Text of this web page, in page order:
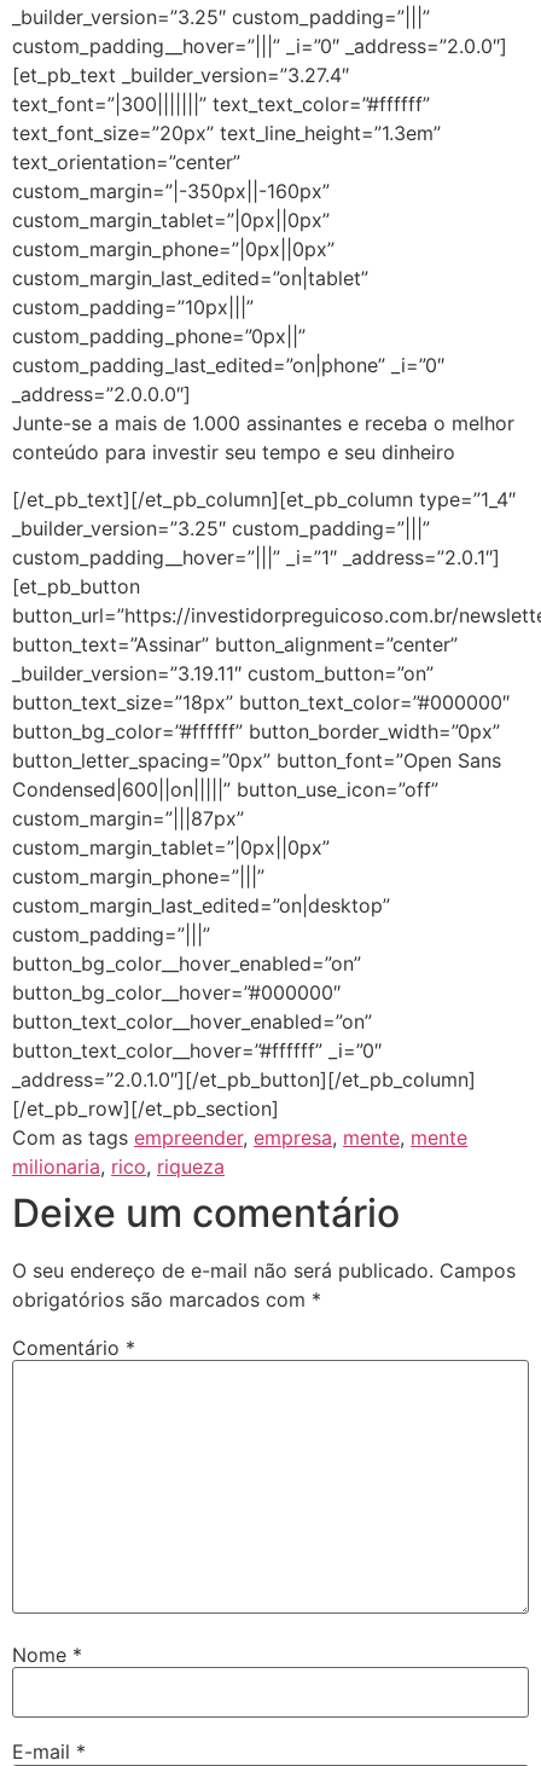
_builder_version=”3.25″ custom_padding=”|||”
custom_padding__hover=”|||” _i=”0″ _address=”2.0.0″]
[et_pb_text _builder_version=”3.27.4″
text_font=”|300|||||||” text_text_color=”#ffffff”
text_font_size=”20px” text_line_height=”1.3em”
text_orientation=”center”
custom_margin=”|-350px||-160px”
custom_margin_tablet=”|0px||0px”
custom_margin_phone=”|0px||0px”
custom_margin_last_edited=”on|tablet”
custom_padding=”10px|||”
custom_padding_phone=”0px||”
custom_padding_last_edited=”on|phone” _i=”0″
_address=”2.0.0.0″]
Junte-se a mais de 1.000 assinantes e receba o melhor
conteúdo para investir seu tempo e seu dinheiro
[/et_pb_text][/et_pb_column][et_pb_column type=”1_4″
_builder_version=”3.25″ custom_padding=”|||”
custom_padding__hover=”|||” _i=”1″ _address=”2.0.1″]
[et_pb_button
button_url=”https://investidorpreguicoso.com.br/
button_text=”Assinar” button_alignment=”center”
_builder_version=”3.19.11″ custom_button=”on”
button_text_size=”18px” button_text_color=”#000000″
button_bg_color=”#ffffff” button_border_width=”0px”
button_letter_spacing=”0px” button_font=”Open Sans
Condensed|600||on|||||” button_use_icon=”off”
custom_margin=”|||87px”
custom_margin_tablet=”|0px||0px”
custom_margin_phone=”|||”
custom_margin_last_edited=”on|desktop”
custom_padding=”|||”
button_bg_color__hover_enabled=”on”
button_bg_color__hover=”#000000″
button_text_color__hover_enabled=”on”
button_text_color__hover=”#ffffff” _i=”0″
_address=”2.0.1.0″][/et_pb_button][/et_pb_column]
[/et_pb_row][/et_pb_section]
Com as tags empreender, empresa, mente, mente
milionaria, rico, riqueza
Deixe um comentário
O seu endereço de e-mail não será publicado. Campos
obrigatórios são marcados com *
Comentário *
Nome *
E-mail *